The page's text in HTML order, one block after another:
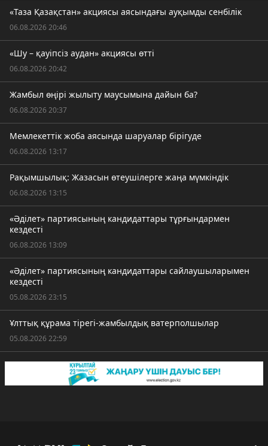
«Таза Қазақстан» акциясы аясындағы ауқымды сенбілік
06.08.2026 20:46
«Шу – қауіпсіз аудан» акциясы өтті
06.08.2026 20:42
Жамбыл өңірі жылыту маусымына дайын ба?
06.08.2026 20:37
Мемлекеттік жоба аясында шаруалар бірігуде
06.08.2026 13:17
Рақымшылық: Жазасын өтеушілерге жаңа мүмкіндік
06.08.2026 13:15
«Әділет» партиясының кандидаттары тұрғындармен
кездесті
06.08.2026 13:09
«Әділет» партиясының кандидаттары сайлаушыларымен
кездесті
05.08.2026 23:15
Ұлттық құрама тірегі-жамбылдық ватерполшылар
05.08.2026 22:59